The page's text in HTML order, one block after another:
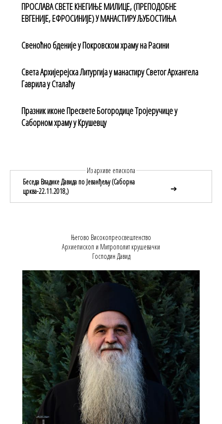
ПРОСЛАВА СВЕТЕ КНЕГИЊЕ МИЛИЦЕ, (ПРЕПОДОБНЕ
ЕВГЕНИЈЕ, ЕФРОСИНИЈЕ) У МАНАСТИРУ ЉУБОСТИЊА
Свеноћно бденије у Покровском храму на Расини
Света Архијерејска Литургија у манастиру Светог Архангела
Гаврила у Сталаћу
Празник иконе Пресвете Богородице Тројеручице у
Саборном храму у Крушевцу
Из архиве епископа
Беседа Владике Давида по Јеванђељу (Саборна
црква-22.11.2018,)
➔
Његово Високопреосвештенство
Архиепископ и Митрополит крушевачки
Господин Давид